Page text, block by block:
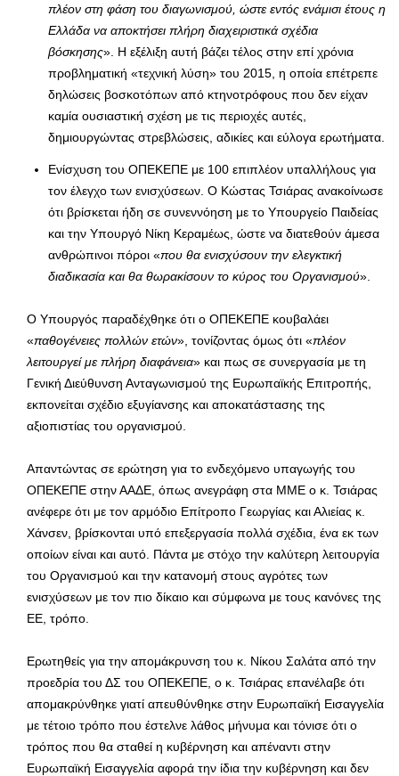
πλέον στη φάση του διαγωνισμού, ώστε εντός ενάμισι έτους η
Ελλάδα να αποκτήσει πλήρη διαχειριστικά σχέδια
βόσκησης». Η εξέλιξη αυτή βάζει τέλος στην επί χρόνια
προβληματική «τεχνική λύση» του 2015, η οποία επέτρεπε
δηλώσεις βοσκοτόπων από κτηνοτρόφους που δεν είχαν
καμία ουσιαστική σχέση με τις περιοχές αυτές,
δημιουργώντας στρεβλώσεις, αδικίες και εύλογα ερωτήματα.
Ενίσχυση του ΟΠΕΚΕΠΕ με 100 επιπλέον υπαλλήλους για
τον έλεγχο των ενισχύσεων. Ο Κώστας Τσιάρας ανακοίνωσε
ότι βρίσκεται ήδη σε συνεννόηση με το Υπουργείο Παιδείας
και την Υπουργό Νίκη Κεραμέως, ώστε να διατεθούν άμεσα
ανθρώπινοι πόροι «που θα ενισχύσουν την ελεγκτική
διαδικασία και θα θωρακίσουν το κύρος του Οργανισμού».
Ο Υπουργός παραδέχθηκε ότι ο ΟΠΕΚΕΠΕ κουβαλάει
«παθογένειες πολλών ετών», τονίζοντας όμως ότι «πλέον
λειτουργεί με πλήρη διαφάνεια» και πως σε συνεργασία με τη
Γενική Διεύθυνση Ανταγωνισμού της Ευρωπαϊκής Επιτροπής,
εκπονείται σχέδιο εξυγίανσης και αποκατάστασης της
αξιοπιστίας του οργανισμού.
Απαντώντας σε ερώτηση για το ενδεχόμενο υπαγωγής του
ΟΠΕΚΕΠΕ στην ΑΑΔΕ, όπως ανεγράφη στα ΜΜΕ ο κ. Τσιάρας
ανέφερε ότι με τον αρμόδιο Επίτροπο Γεωργίας και Αλιείας κ.
Χάνσεν, βρίσκονται υπό επεξεργασία πολλά σχέδια, ένα εκ των
οποίων είναι και αυτό. Πάντα με στόχο την καλύτερη λειτουργία
του Οργανισμού και την κατανομή στους αγρότες των
ενισχύσεων με τον πιο δίκαιο και σύμφωνα με τους κανόνες της
ΕΕ, τρόπο.
Ερωτηθείς για την απομάκρυνση του κ. Νίκου Σαλάτα από την
προεδρία του ΔΣ του ΟΠΕΚΕΠΕ, ο κ. Τσιάρας επανέλαβε ότι
απομακρύνθηκε γιατί απευθύνθηκε στην Ευρωπαϊκή Εισαγγελία
με τέτοιο τρόπο που έστελνε λάθος μήνυμα και τόνισε ότι ο
τρόπος που θα σταθεί η κυβέρνηση και απέναντι στην
Ευρωπαϊκή Εισαγγελία αφορά την ίδια την κυβέρνηση και δεν